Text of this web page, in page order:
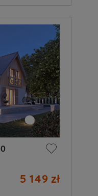
0
5 149 zł